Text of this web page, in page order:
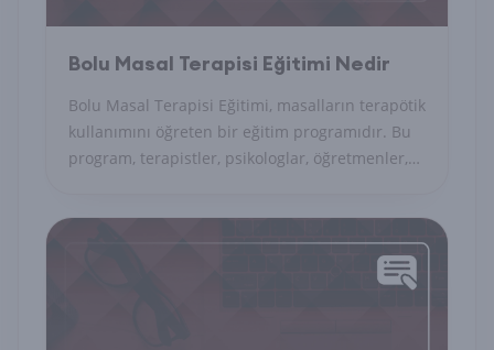
Bolu Masal Terapisi Eğitimi Nedir
Bolu Masal Terapisi Eğitimi, masalların terapötik
kullanımını öğreten bir eğitim programıdır. Bu
program, terapistler, psikologlar, öğretmenler,
yetişkinler için kullanılan bir terapi yöntemidir.